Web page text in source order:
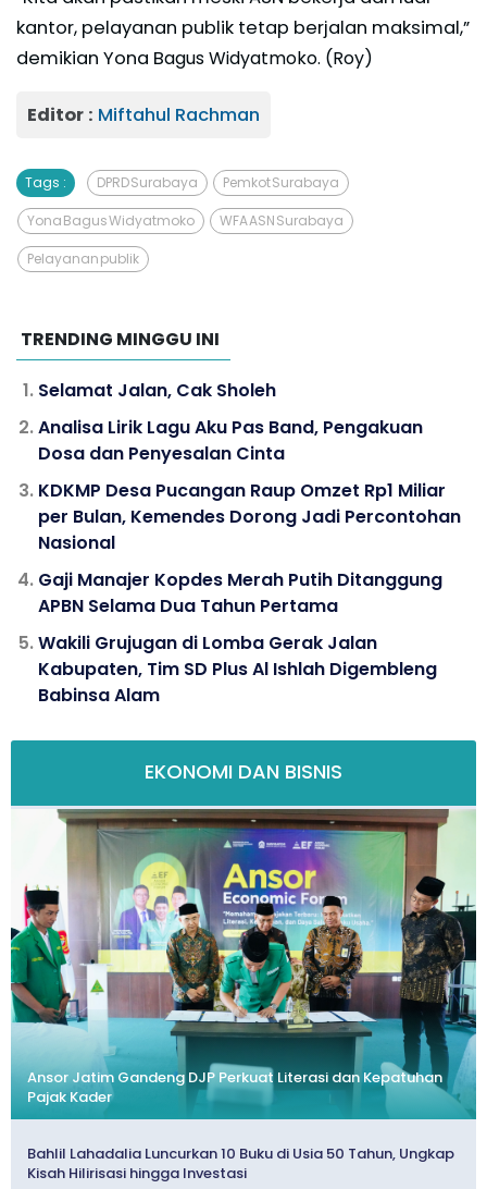
kantor, pelayanan publik tetap berjalan maksimal,”
demikian Yona Bagus Widyatmoko. (Roy)
Editor : Miftahul Rachman
Tags : DPRD Surabaya Pemkot Surabaya
Yona Bagus Widyatmoko WFA ASN Surabaya
Pelayanan publik
TRENDING MINGGU INI
Selamat Jalan, Cak Sholeh
Analisa Lirik Lagu Aku Pas Band, Pengakuan
Dosa dan Penyesalan Cinta
KDKMP Desa Pucangan Raup Omzet Rp1 Miliar
per Bulan, Kemendes Dorong Jadi Percontohan
Nasional
Gaji Manajer Kopdes Merah Putih Ditanggung
APBN Selama Dua Tahun Pertama
Wakili Grujugan di Lomba Gerak Jalan
Kabupaten, Tim SD Plus Al Ishlah Digembleng
Babinsa Alam
EKONOMI DAN BISNIS
Ansor Jatim Gandeng DJP Perkuat Literasi dan Kepatuhan
Pajak Kader
Bahlil Lahadalia Luncurkan 10 Buku di Usia 50 Tahun, Ungkap
Kisah Hilirisasi hingga Investasi